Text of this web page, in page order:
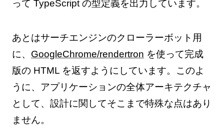
って TypeScript の型定義を出力しています。
あとはサーチエンジンのクローラーボット用
に、 GoogleChrome/rendertron を使って完成
版の HTML を返すようにしています。このよ
うに、アプリケーションの全体アーキテクチャ
として、設計に関してそこまで特殊な点はあり
ません。